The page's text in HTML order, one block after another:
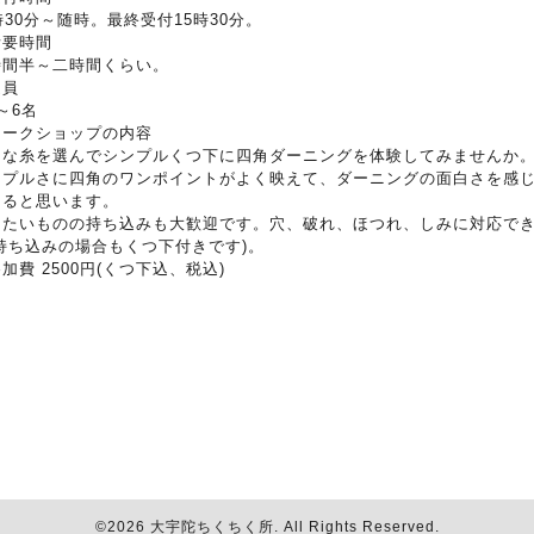
30分～随時。最終受付15時30分。
時間
半～二時間くらい。
6名
クショップの内容
糸を選んでシンプルくつ下に四角ダーニングを体験してみませんか。
ルさに四角のワンポイントがよく映えて、ダーニングの面白さを感
と思います。
いものの持ち込みも大歓迎です。穴、破れ、ほつれ、しみに対応で
ち込みの場合もくつ下付きです)。
費 2500円(くつ下込、税込)
©2026 大宇陀ちくちく所. All Rights Reserved.